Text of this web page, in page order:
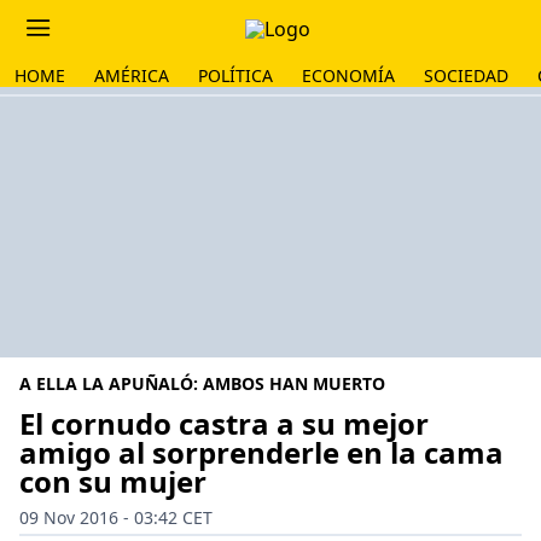
HOME AMÉRICA POLÍTICA ECONOMÍA SOCIEDAD
A ELLA LA APUÑALÓ: AMBOS HAN MUERTO
El cornudo castra a su mejor
amigo al sorprenderle en la cama
con su mujer
09 Nov 2016 - 03:42 CET